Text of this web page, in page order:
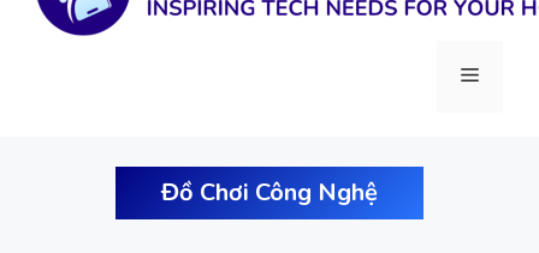
dung
Menu
Đồ Chơi Công Nghệ